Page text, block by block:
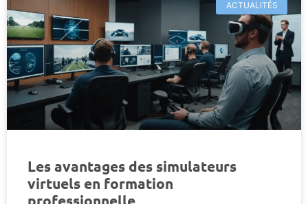
ACTUALITÉS
Les avantages des simulateurs
virtuels en formation
professionnelle